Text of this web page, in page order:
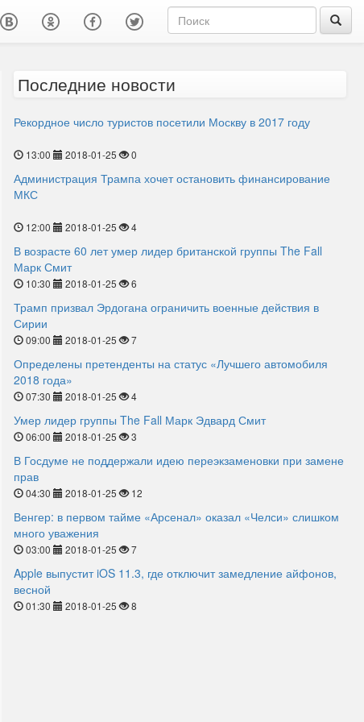
Последние новости
Рекордное число туристов посетили Москву в 2017 году
13:00 2018-01-25 0
Администрация Трампа хочет остановить финансирование
МКС
12:00 2018-01-25 4
В возрасте 60 лет умер лидер британской группы The Fall
Марк Смит
10:30 2018-01-25 6
Трамп призвал Эрдогана ограничить военные действия в
Сирии
09:00 2018-01-25 7
Определены претенденты на статус «Лучшего автомобиля
2018 года»
07:30 2018-01-25 4
Умер лидер группы The Fall Марк Эдвард Смит
06:00 2018-01-25 3
В Госдуме не поддержали идею переэкзаменовки при замене
прав
04:30 2018-01-25 12
Венгер: в первом тайме «Арсенал» оказал «Челси» слишком
много уважения
03:00 2018-01-25 7
Apple выпустит iOS 11.3, где отключит замедление айфонов,
весной
01:30 2018-01-25 8